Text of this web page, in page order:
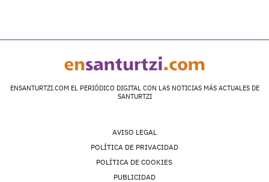
ENSANTURTZI.COM EL PERIÓDICO DIGITAL CON LAS NOTICIAS MÁS ACTUALES DE
SANTURTZI
AVISO LEGAL
POLÍTICA DE PRIVACIDAD
POLÍTICA DE COOKIES
PUBLICIDAD